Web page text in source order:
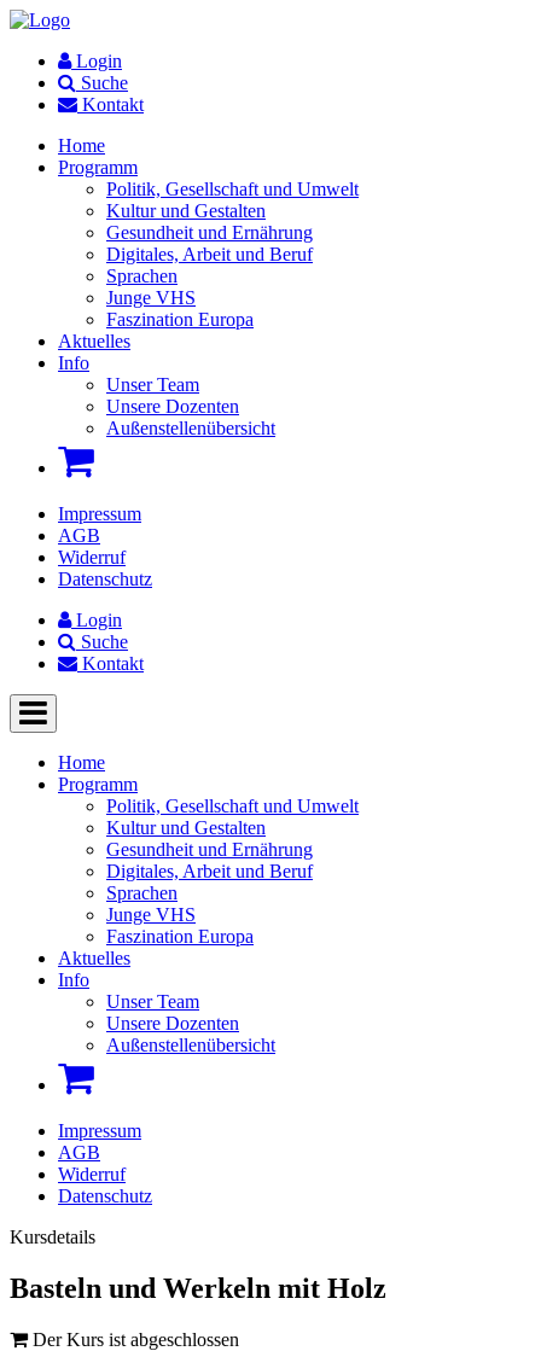
Login
Suche
Kontakt
Home
Programm
Politik, Gesellschaft und Umwelt
Kultur und Gestalten
Gesundheit und Ernährung
Digitales, Arbeit und Beruf
Sprachen
Junge VHS
Faszination Europa
Aktuelles
Info
Unser Team
Unsere Dozenten
Außenstellenübersicht
Impressum
AGB
Widerruf
Datenschutz
Login
Suche
Kontakt
Home
Programm
Politik, Gesellschaft und Umwelt
Kultur und Gestalten
Gesundheit und Ernährung
Digitales, Arbeit und Beruf
Sprachen
Junge VHS
Faszination Europa
Aktuelles
Info
Unser Team
Unsere Dozenten
Außenstellenübersicht
Impressum
AGB
Widerruf
Datenschutz
Kursdetails
Basteln und Werkeln mit Holz
Der Kurs ist abgeschlossen